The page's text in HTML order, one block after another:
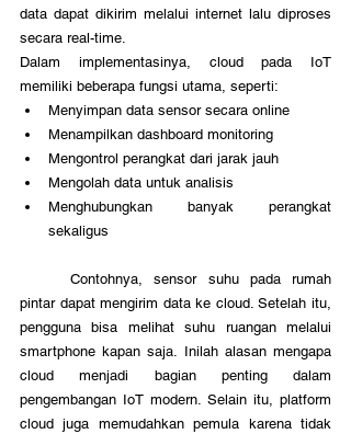
data dapat dikirim melalui internet lalu diproses
secara real-time.
Dalam implementasinya, cloud pada IoT
memiliki beberapa fungsi utama, seperti:
Menyimpan data sensor secara online
Menampilkan dashboard monitoring
Mengontrol perangkat dari jarak jauh
Mengolah data untuk analisis
Menghubungkan banyak perangkat
sekaligus
	Contohnya, sensor suhu pada rumah
pintar dapat mengirim data ke cloud. Setelah itu,
pengguna bisa melihat suhu ruangan melalui
smartphone kapan saja. Inilah alasan mengapa
cloud menjadi bagian penting dalam
pengembangan IoT modern. Selain itu, platform
cloud juga memudahkan pemula karena tidak